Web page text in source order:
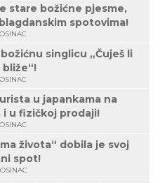
stare božićne pjesme,
spotovima!
singlicu „Čuješ li
bliže“!
u japankama na
i u fizičkoj prodaji!
života“ dobila je svoj
spot!